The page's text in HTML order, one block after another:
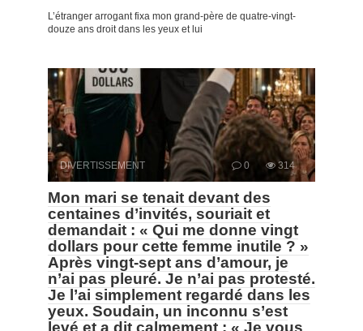
L’étranger arrogant fixa mon grand-père de quatre-vingt-
douze ans droit dans les yeux et lui
DIVERTISSEMENT 0 314
Mon mari se tenait devant des
centaines d’invités, souriait et
demandait : « Qui me donne vingt
dollars pour cette femme inutile ? »
Après vingt-sept ans d’amour, je
n’ai pas pleuré. Je n’ai pas protesté.
Je l’ai simplement regardé dans les
yeux. Soudain, un inconnu s’est
levé et a dit calmement : « Je vous